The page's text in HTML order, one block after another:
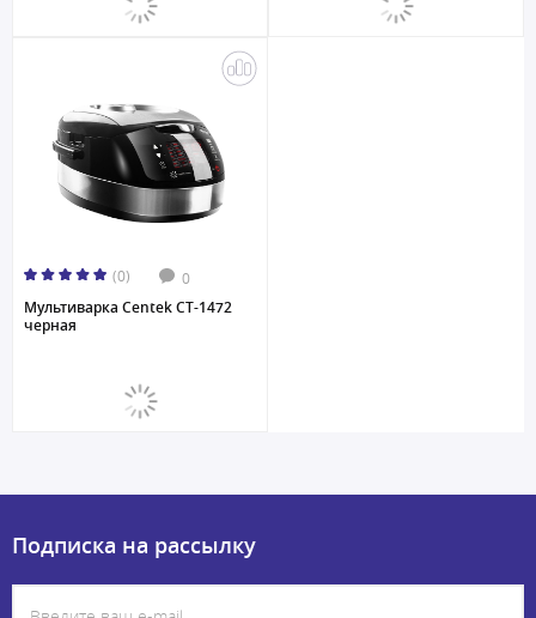
(0) 0
Мультиварка Centek CT-1472
черная
Подписка на рассылку